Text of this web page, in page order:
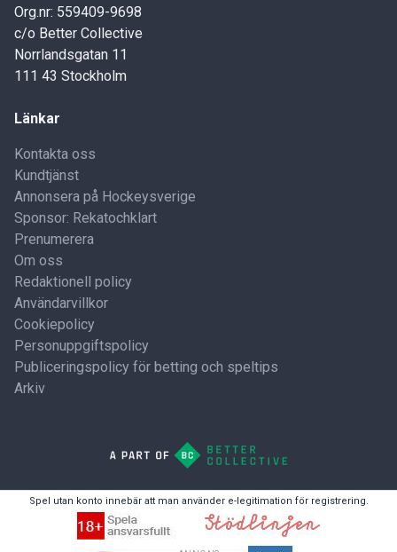
Org.nr: 559409-9698
c/o Better Collective
Norrlandsgatan 11
111 43 Stockholm
Länkar
Kontakta oss
Kundtjänst
Annonsera på Hockeysverige
Sponsor: Rekatochklart
Prenumerera
Om oss
Redaktionell policy
Användarvillkor
Cookiepolicy
Personuppgiftspolicy
Publiceringspolicy för betting och speltips
Arkiv
Spel utan konto innebär att man använder e-legitimation för registrering.